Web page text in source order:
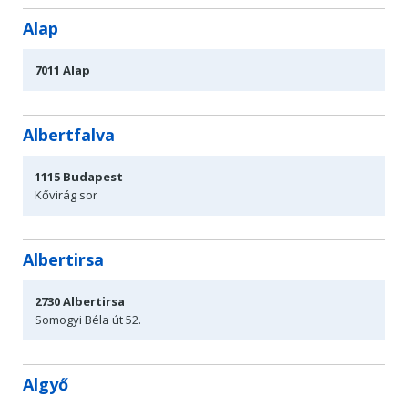
Alap
7011 Alap
Albertfalva
1115 Budapest
Kővirág sor
Albertirsa
2730Albertirsa
Somogyi Béla út 52.
Algyő